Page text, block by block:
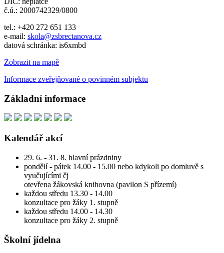
č.ú.: 2000742329/0800
tel.: +420 272 651 133
e-mail: skola@zsbrectanova.cz
datová schránka: is6xmbd
Zobrazit na mapě
Informace zveřejňované o povinném subjektu
Základní informace
Kalendář akcí
29. 6. - 31. 8. hlavní prázdniny
pondělí - pátek 14.00 - 15.00 nebo kdykoli po domluvě s
vyučujícími čj
otevřena žákovská knihovna (pavilon S přízemí)
každou středu 13.30 - 14.00
konzultace pro žáky 1. stupně
každou středu 14.00 - 14.30
konzultace pro žáky 2. stupně
Školní jídelna